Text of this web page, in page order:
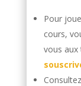
Pour
cours,
vous aux